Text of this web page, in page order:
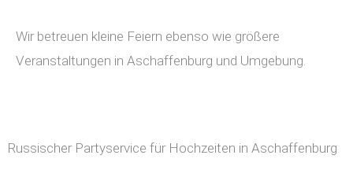
Wir betreuen kleine Feiern ebenso wie größere
Veranstaltungen in Aschaffenburg und Umgebung.
Russischer Partyservice für Hochzeiten in Aschaffenburg